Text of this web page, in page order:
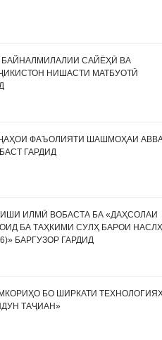
САЙЁҲӢ ВА
НИШАСТИ МАТБУОТӢ
ФАЪОЛИЯТИ ШАШМОҲАИ
ГАРДИД
ИЛМӢ ВОБАСТА БА «ДАҲСОЛАИ
БА ТАҲКИМИ СУЛҲ БАРОИ
БАРГУЗОР ГАРДИД
БО ШИРКАТИ
ТАҶИАН»